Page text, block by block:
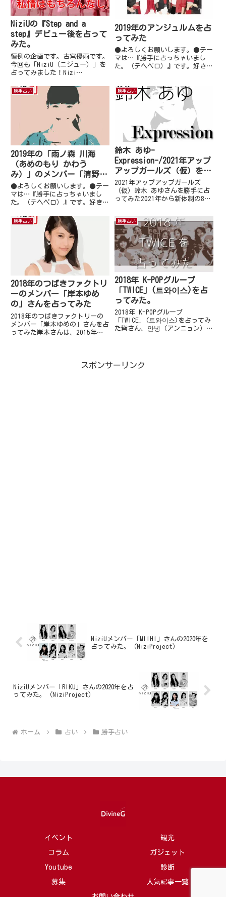
NiziUの『Step and a
step』デビュー後を占って
みた。
恒例の企画です。古宮優雨です。
今回も「NiziU（ニジュー）」を
占ってみました！Nizi
はNizi Project（ニジプロジェ
クト）は、韓国大手事務所JYPエ
ンターテイメントとソニーミュー
2019年のアンジュルムを占
ってみた
●よろしくお願いします。●テー
マは…『勝手に占っちゃいまし
た。（テヘペロ）』です。好きな
して、私勝手に占っちゃいまし
た。(*^^*)●今回は2019年のア
ンジュルムを占ってみました...
勝手占い
2019年の「雨ノ森 川海
（あめのもり かわう
み）」のメンバー「清野
桃々姫」さんを占ってみた
●よろしくお願いします。●テー
マは…『勝手に占っちゃいまし
た。（テヘペロ）』です。好きな
ましたので、連載するにあたりま
して、私勝手に占っちゃいまし
た。(*^^*)●今回は2019年の
「雨ノ森 川海（あめのもり ...
勝手占い
鈴木 あゆ-
Expression-/2021年アップ
アップガールズ（仮）を占
ってみた（個別）
2021年アップアップガールズ
（仮）鈴木 あゆさんを勝手に占
ってみた2021年から新体制の8名
谷柚里花鈴木芽生菜工藤菫鈴木あ
ゆ小山星流青柳佑芽住田悠華とな
っています。敬称略させてい...
勝手占い
2018年のつばきファクトリ
ーのメンバー「岸本ゆめ
の」さんを占ってみた
2018年のつばきファクトリーの
メンバー「岸本ゆめの」さんを占
ってみた岸本さんは、2015年に
ーデビューをした際、メンバーの
勝手占い
2018年 K-POPグループ
「TWICE」(트와이스)を占
ってみた。
2018年 K-POPグループ
「TWICE」(트와이스)を占ってみ
た皆さん、안녕（アンニョン）古
画をします。K-POPグループを占
うのは初めて...
スポンサーリンク
NiziUメンバー「MIIHI」さんの2020年を
占ってみた。（NiziProject）
NiziUメンバー「RIKU」さんの2020年を占
ってみた。（NiziProject）
ホーム 占い 勝手占い
イベント 観光
コラム ガジェット
Youtube 診断
募集 人気記事一覧